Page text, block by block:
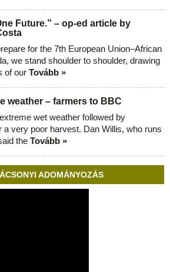
Future.” – op-ed article by
for the 7th European Union–African
we stand shoulder to shoulder, drawing
of our Tovább »
weather – farmers to BBC
wet weather followed by
a very poor harvest. Dan Willis, who runs
the Tovább »
ADOMÁNYOZÁS